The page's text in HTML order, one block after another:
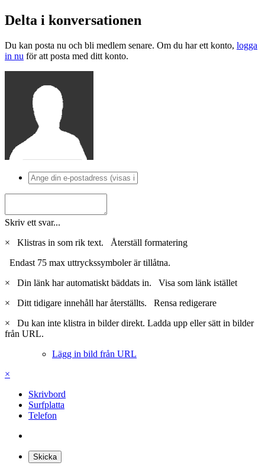
Delta i konversationen
Du kan posta nu och bli medlem senare. Om du har ett konto, logga
in nu för att posta med ditt konto.
Skriv ett svar...
×
Klistras in som rik text. Återställ formatering
Endast 75 max uttryckssymboler är tillåtna.
×
Din länk har automatiskt bäddats in. Visa som länk istället
×
Ditt tidigare innehåll har återställts. Rensa redigerare
×
Du kan inte klistra in bilder direkt. Ladda upp eller sätt in bilder
från URL.
Lägg in bild från URL
×
Skrivbord
Surfplatta
Telefon
Skicka